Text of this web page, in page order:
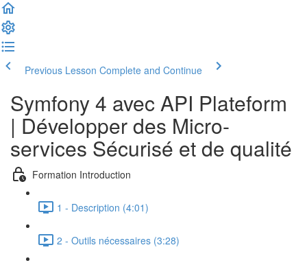
Previous Lesson Complete and Continue
Symfony 4 avec API Plateform
| Développer des Micro-
services Sécurisé et de qualité
Formation Introduction
1 - Description (4:01)
2 - Outils nécessaires (3:28)